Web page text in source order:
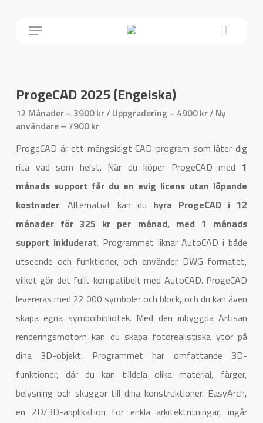
Menu
ProgeCAD 2025 (Engelska)
12 Månader – 3900 kr / Uppgradering – 4900 kr / Ny
användare – 7900 kr
ProgeCAD är ett mångsidigt CAD-program som låter dig
rita vad som helst. När du köper ProgeCAD med 1
månads support får du en evig licens utan löpande
kostnader. Alternativt kan du hyra ProgeCAD i 12
månader för 325 kr per månad, med 1 månads
support inkluderat. Programmet liknar AutoCAD i både
utseende och funktioner, och använder DWG-formatet,
vilket gör det fullt kompatibelt med AutoCAD. ProgeCAD
levereras med 22 000 symboler och block, och du kan även
skapa egna symbolbibliotek. Med den inbyggda Artisan
renderingsmotorn kan du skapa fotorealistiska ytor på
dina 3D-objekt. Programmet har omfattande 3D-
funktioner, där du kan tilldela olika material, färger,
belysning och skuggor till dina konstruktioner. EasyArch,
en 2D/3D-applikation för enkla arkitektritningar, ingår